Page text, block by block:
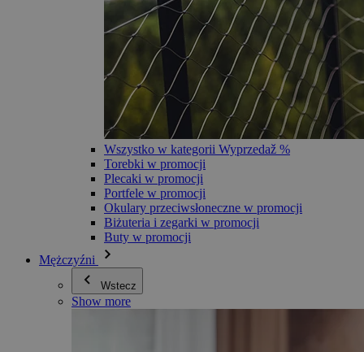
Wszystko w kategorii Wyprzedaž %
Torebki w promocji
Plecaki w promocji
Portfele w promocji
Okulary przeciwsłoneczne w promocji
Biżuteria i zegarki w promocji
Buty w promocji
Mężczyźni
Wstecz
Show more